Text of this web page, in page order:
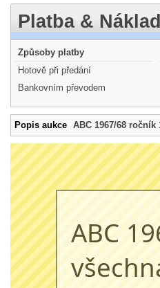
Platba &
Způsoby platby
Hotově při předání
Bankovním převodem
Popis aukce ABC 1967/68
ABC